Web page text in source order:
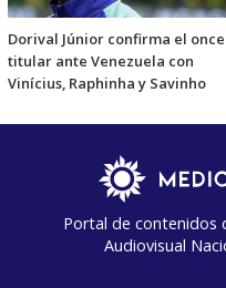
Dorival Júnior confirma el once
titular ante Venezuela con
Vinícius, Raphinha y Savinho
Portal de contenidos
Audiovisual